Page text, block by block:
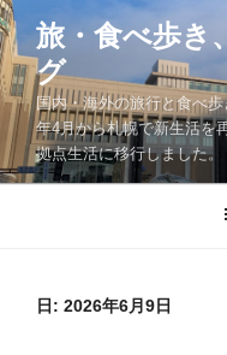
コ
ン
テ
ン
ツ
へ
ス
旅・食べ歩き
グ
国内・海外の旅行と食べ
年4月から札幌で新生活を
拠点生活に移行しました。
日: 2026年6月9日